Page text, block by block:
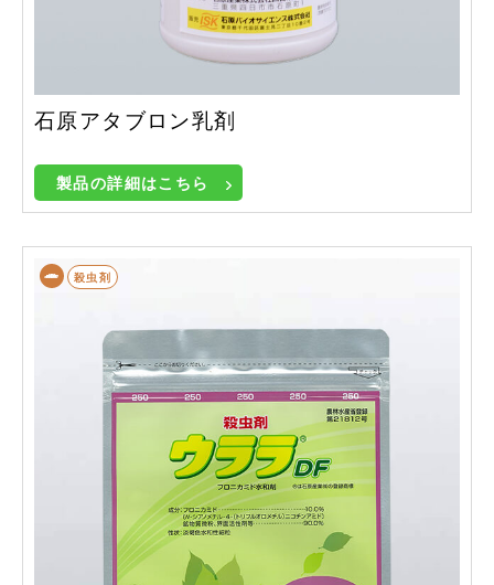
石原アタブロン乳剤
製品の詳細はこちら
殺虫剤